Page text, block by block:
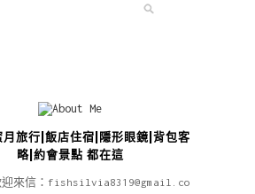
旅行|飯店住宿|隱形眼鏡|背包客攻
略|約會景點 都在這
迎來信：fishsilvia8319@gmail.com